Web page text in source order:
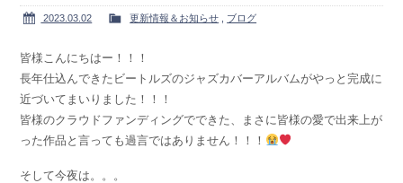
2023.03.02 更新情報＆お知らせ ブログ
皆様こんにちはー！！！
長年仕込んできたビートルズのジャズカバーアルバムがやっと完成に
近づいてまいりました！！！
皆様のクラウドファンディングでできた、まさに皆様の愛で出来上が
った作品と言っても過言ではありません！！！
そして今夜は。。。